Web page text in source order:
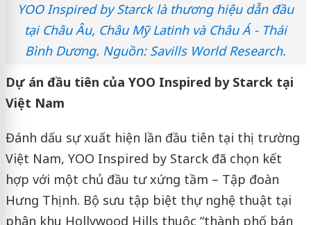
YOO Inspired by Starck là thương hiệu dẫn đầu
tại Châu Âu, Châu Mỹ Latinh và Châu Á - Thái
Bình Dương. Nguồn: Savills World Research.
Dự án đầu tiên của YOO Inspired by Starck tại
Việt Nam
Đánh dấu sự xuất hiện lần đầu tiên tại thị trường
Việt Nam, YOO Inspired by Starck đã chọn kết
hợp với một chủ đầu tư xứng tầm – Tập đoàn
Hưng Thịnh. Bộ sưu tập biệt thự nghệ thuật tại
phân khu Hollywood Hills thuộc “thành phố bán